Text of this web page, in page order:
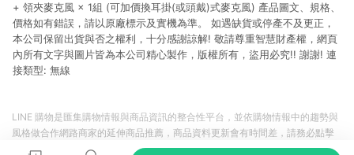
+ 領夾麥克風 × 1組 (可加價換耳掛(或頭戴)式麥克風) 產品圖文、規格、
價格如有錯誤，請以原廠標示及實機為準。 如遇缺貨或停產不及更正，
本公司保留出貨與否之權利，十分感謝諒解! 敬請尊重智慧財產權，網頁
內所有文字與圖片皆為本公司精心製作，版權所有，盜用必究!! 謝謝! 連
接類型: 無線
LINE 購物是匯集購物情報與商品資訊的整合性平台，並依購物情報中的趨勢與
風格做合作網路商家的延伸商品推薦，商品資料更新會有時間差，請務必點擊
商品至各合作網路商家，確認現售價與購物條件，一切資訊以合作廠商網頁為